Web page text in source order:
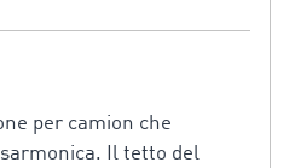
per camion che
Il tetto del